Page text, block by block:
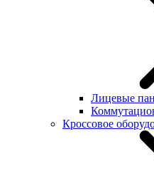
Лицевые
Кроссовое